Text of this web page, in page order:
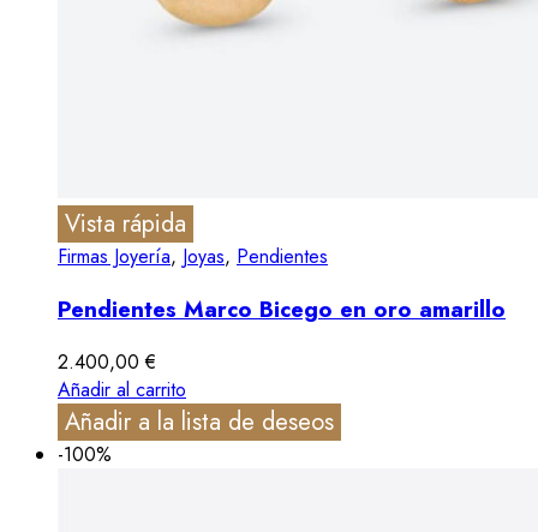
Vista rápida
Firmas Joyería, Joyas, Pendientes
Pendientes Marco Bicego en oro amarillo
2.400,00€
Añadir al carrito
Añadir a la lista de deseos
-100%